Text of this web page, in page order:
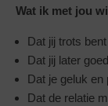
Wat ik met jou
Dat jij trots
Dat jij later
Dat je geluk en
Dat de relatie